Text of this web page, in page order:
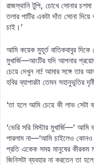
রাজস্থানি টুপি, চোখে সোনার
তলার পাটির একটা দাঁত সোনা
চাই।’
আমি কয়েক মুহূর্ত বাতিকবাবুর দিকে
মুখার্জি—আংটির যদি আপনার
চেয়ে দেখুন না! আমার সঙ্গে তার
হবির ব্যাপারটা তেমন সহানুভূতির
‘তা হলে আমি চেয়ে কী লাভ সেটা
‘ভেরি সরি মিস্টার মুখার্জি—’
পারলাম না—‘আমি চাইলেও
প্রতি একেক সময় মানুষের কীরকম
জিনিসটা ব্যবহার না করতেন তা